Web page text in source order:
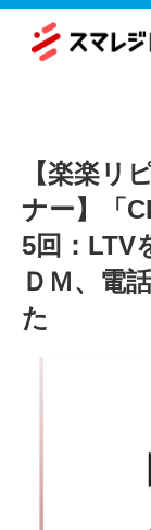
【楽楽リ
ナー】「
5回：LTV
ＤＭ、電
た